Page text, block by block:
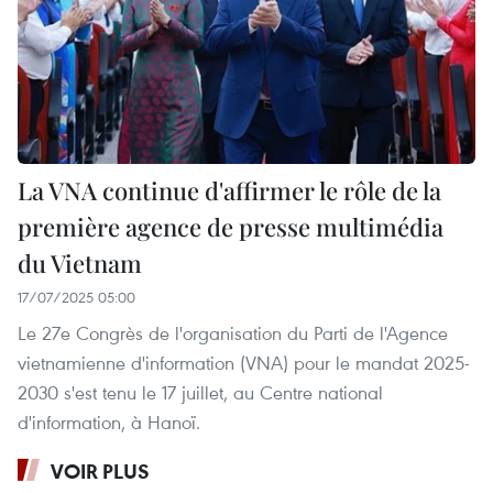
La VNA continue d'affirmer le rôle de la
première agence de presse multimédia
du Vietnam
17/07/2025 05:00
Le 27e Congrès de l'organisation du Parti de l'Agence
vietnamienne d'information (VNA) pour le mandat 2025-
2030 s'est tenu le 17 juillet, au Centre national
d'information, à Hanoï.
VOIR PLUS